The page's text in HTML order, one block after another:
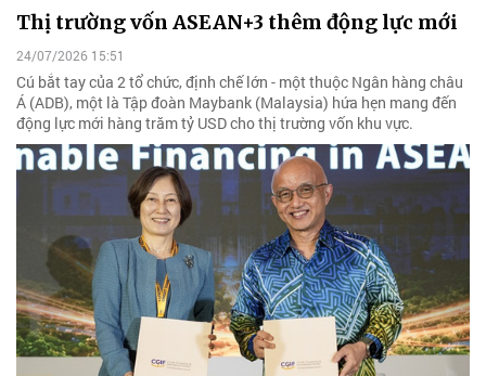
Thị trường vốn ASEAN+3 thêm động lực mới
24/07/2026 15:51
Cú bắt tay của 2 tổ chức, định chế lớn - một thuộc Ngân hàng châu
Á (ADB), một là Tập đoàn Maybank (Malaysia) hứa hẹn mang đến
động lực mới hàng trăm tỷ USD cho thị trường vốn khu vực.